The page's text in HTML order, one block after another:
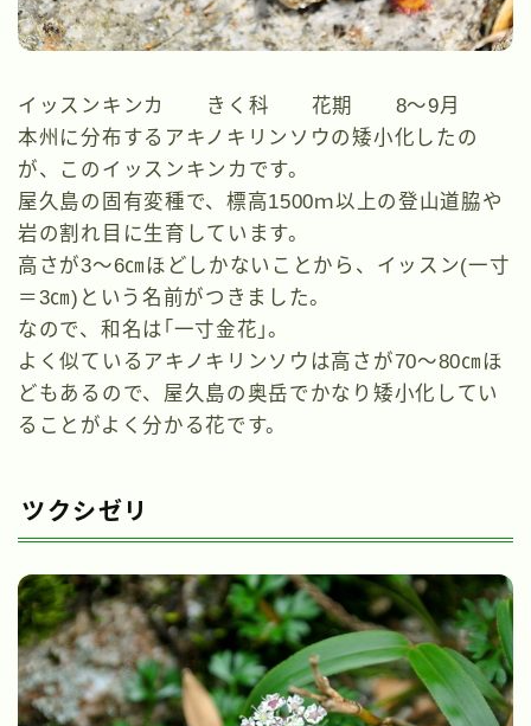
イッスンキンカ きく科 花期 8～9月
本州に分布するアキノキリンソウの矮小化したの
が、このイッスンキンカです。
屋久島の固有変種で、標高1500ｍ以上の登山道脇や
岩の割れ目に生育しています。
高さが3～6㎝ほどしかないことから、イッスン(一寸
＝3㎝)という名前がつきました。
なので、和名は｢一寸金花｣。
よく似ているアキノキリンソウは高さが70～80㎝ほ
どもあるので、屋久島の奥岳でかなり矮小化してい
ることがよく分かる花です。
ツクシゼリ